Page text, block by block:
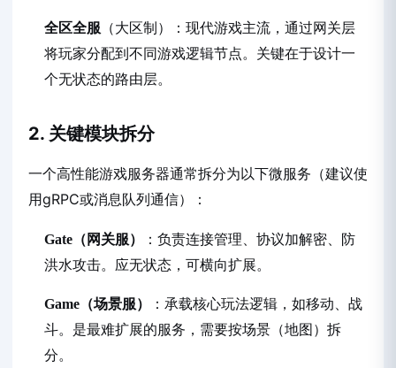
全区全服 （大区制）：现代游戏主流，通过网关层
将玩家分配到不同游戏逻辑节点。关键在于设计一
个无状态的路由层。
2. 关键模块拆分
一个高性能游戏服务器通常拆分为以下微服务（建议使
用gRPC或消息队列通信）：
Gate（网关服）
：负责连接管理、协议加解密、防
洪水攻击。应无状态，可横向扩展。
Game（场景服）
：承载核心玩法逻辑，如移动、战
斗。是最难扩展的服务，需要按场景（地图）拆
分。